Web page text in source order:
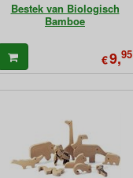
Bestek van Biologisch
Bamboe
€9,95